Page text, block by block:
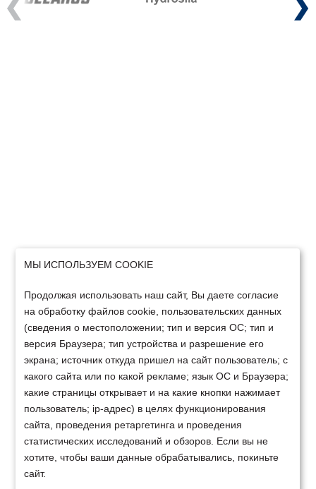
Previous Next
МЫ ИСПОЛЬЗУЕМ COOKIE
Продолжая использовать наш сайт, Вы даете согласие
на обработку файлов cookie, пользовательских данных
(сведения о местоположении; тип и версия ОС; тип и
версия Браузера; тип устройства и разрешение его
экрана; источник откуда пришел на сайт пользователь; с
какого сайта или по какой рекламе; язык ОС и Браузера;
какие страницы открывает и на какие кнопки нажимает
пользователь; ip-адрес) в целях функционирования
сайта, проведения ретаргетинга и проведения
статистических исследований и обзоров. Если вы не
хотите, чтобы ваши данные обрабатывались, покиньте
сайт.